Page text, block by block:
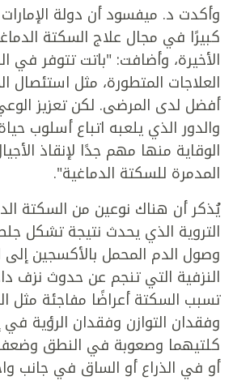
وأكدت د. ميفسود أن دولة
كبيرًا في مجال علاج السكتة
الأخيرة، وأضافت: "باتت تتوفر في
العلاجات المتطورة، مثل استئصال
أفضل لدى المرضى. لكن تعزيز
والدور الذي يلعبه اتباع أسلوب
الوقاية منها مهم جدًا لإنقاذ
المدمرة للسكتة الدماغية".
يُذكر أن هناك نوعين من السكتة
التروية الذي يحدث نتيجة تشكل
وصول الدم المحمل بالأكسجين إلى
النزفية التي تنجم عن حدوث نزف
تسبب السكتة أعراضًا مفاجئة مثل
وفقدان التوازن وفقدان الرؤية في
كلتيهما وصعوبة في النطق
أو في الذراع أو الساق في جانب